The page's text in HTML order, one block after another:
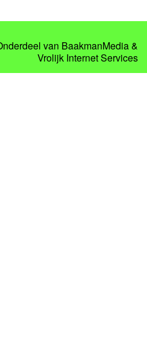
van BaakmanMedia&
Vrolijk Internet Services